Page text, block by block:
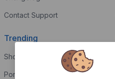
Contact Support
Trending
Shop
Portfolio